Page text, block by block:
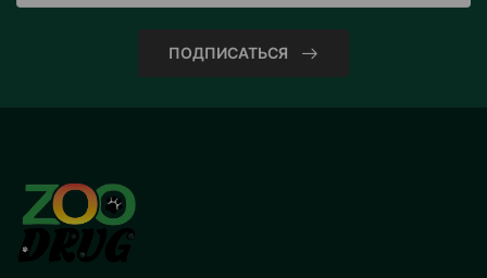
ПОДПИСАТЬСЯ